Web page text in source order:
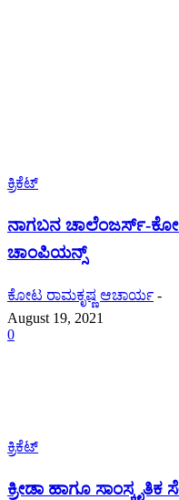
ಕ್ರಿಕೆಟ್
ನಾಗಬನ ಚಾಲೆಂಜರ್ಸ್-
ಚಾಂಪಿಯನ್ಸ್
ಕೋಟ ರಾಮಕೃಷ್ಣ ಆಚಾರ್ಯ -
August 19, 2021
0
ಕ್ರಿಕೆಟ್
ಕ್ರೀಡಾ ಹಾಗೂ ಸಾಂಸ್ಕೃತಿಕ